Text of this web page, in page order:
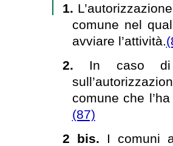
1.
comune nel
avviare l’attività.
2. In caso di
comune che
(87)
2 bis. I comuni